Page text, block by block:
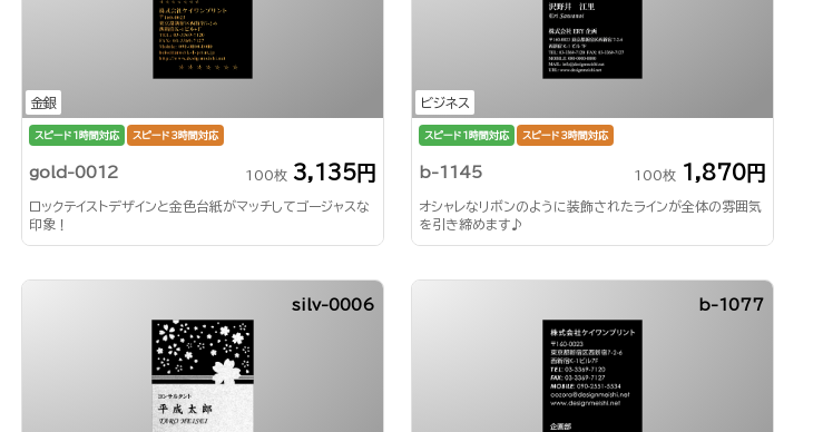
金銀
スピード1時間対応 スピード3時間対応
gold-0012 100枚 3,135円
ロックテイストデザインと金色台紙がマッチしてゴージャスな
印象！
ビジネス
スピード1時間対応 スピード3時間対応
b-1145 100枚 1,870円
オシャレなリボンのように装飾されたラインが全体の雰囲気
を引き締めます♪
silv-0006 b-1077